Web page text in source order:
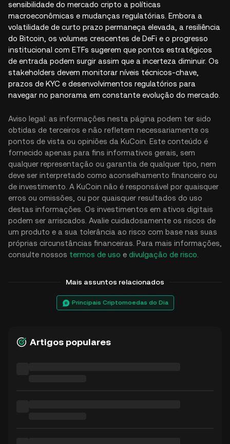
sensibilidade do mercado cripto a políticas
macroeconômicas e mudanças regulatórias. Embora a
volatilidade de curto prazo permaneça elevada, a resiliência
do Bitcoin, os volumes crescentes de DeFi e o progresso
institucional com ETFs sugerem que pontos estratégicos
de entrada podem surgir assim que a incerteza diminuir. Os
stakeholders devem monitorar níveis técnicos-chave,
prazos de KYC e desenvolvimentos regulatórios para
navegar no panorama em constante evolução do mercado.
Aviso legal: as informações nesta página podem ter sido
obtidas de terceiros e não refletem necessariamente os
pontos de vista ou opiniões da KuCoin. Este conteúdo é
fornecido apenas para fins informativos gerais, sem
qualquer representação ou garantia de qualquer tipo, nem
deve ser interpretado como aconselhamento financeiro ou
de investimento. A KuCoin não é responsável por quaisquer
erros ou omissões, ou por quaisquer resultados do uso
destas informações. Os investimentos em ativos digitais
podem ser arriscados. Avalie cuidadosamente os riscos de
um produto e a sua tolerância ao risco com base nas suas
próprias circunstâncias financeiras. Para mais informações,
consulte nossos termos de uso e divulgação de risco
Mais assuntos relacionados
Principais Criptomoedas do Dia
Artigos populares